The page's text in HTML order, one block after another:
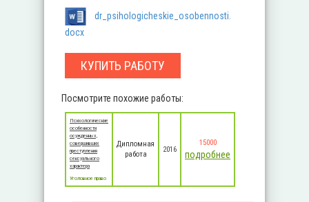
dr_psihologicheskie_osobennosti.
docx
КУПИТЬ РАБОТУ
Посмотрите похожие работы:
Психологические
особенности
осужденных,
совершивших
преступления
сексуального
характера
Уголовное право
Дипломная
работа
2016
15000
подробнее